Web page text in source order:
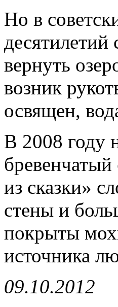
Но в
вернуть
возник
освящен,
В 2008 году
из сказки»
стены и
покрыты
источника
09.10.2012